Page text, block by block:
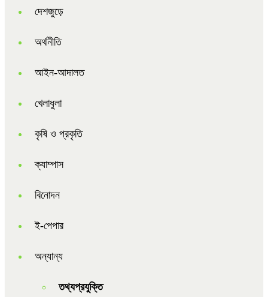
দেশজুড়ে
অর্থনীতি
আইন-আদালত
খেলাধুলা
কৃষি ও প্রকৃতি
ক্যাম্পাস
বিনোদন
ই-পেপার
অন্যান্য
তথ্যপ্রযুক্তি